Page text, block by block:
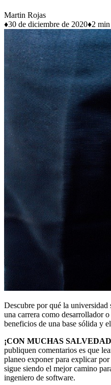
Martin Rojas
♦30 de diciembre de 2020♦2
Descubre por qué la
una carrera como desarrollador
beneficios de una base sólida y
¡CON MUCHAS
publiquen comentarios es que
planeo exponer para explicar
sigue siendo el mejor camino
ingeniero de software.